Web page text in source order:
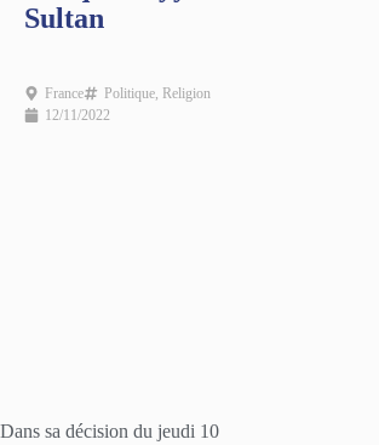
Sultan
France Politique, Religion
12/11/2022
Dans sa décision du jeudi 10